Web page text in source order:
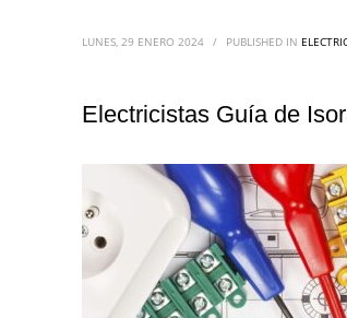
LUNES, 29 ENERO 2024 / PUBLISHED IN
Electricistas Guía de